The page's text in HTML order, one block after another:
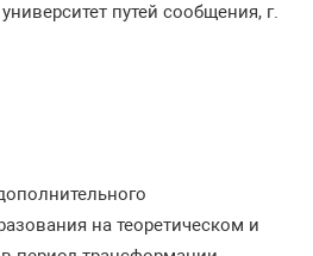
путей сообщения, г.
на теоретическом и